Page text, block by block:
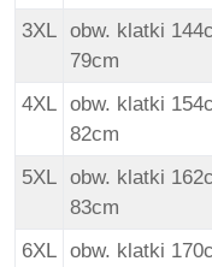
3XL obw. klatki
79cm
4XL obw. klatki
82cm
5XL obw. klatki
83cm
6XL obw. klatki